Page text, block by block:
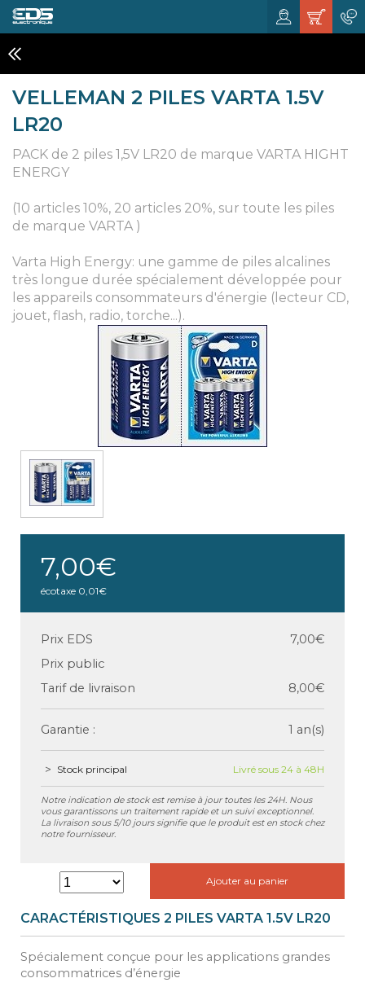
VELLEMAN 2 PILES VARTA 1.5V
LR20
PACK de 2 piles 1,5V LR20 de marque VARTA HIGHT
ENERGY
(10 articles 10%, 20 articles 20%, sur toute les piles
de marque VARTA )
Varta High Energy: une gamme de piles alcalines
très longue durée spécialement développée pour
les appareils consommateurs d'énergie (lecteur CD,
jouet, flash, radio, torche...).
7,00€
écotaxe 0,01€
Prix EDS
7,00€
Prix public
Tarif de livraison
8,00€
Garantie : 1 an(s)
Stock principal Livré sous 24 à 48H
Notre indication de stock est remise à jour toutes les 24H. Nous
vous garantissons un traitement rapide et un suivi exceptionnel.
La livraison sous 5/10 jours signifie que le produit est en stock chez
notre fournisseur.
Ajouter au panier
CARACTÉRISTIQUES 2 PILES VARTA 1.5V LR20
Spécialement conçue pour les applications grandes
consommatrices d’énergie